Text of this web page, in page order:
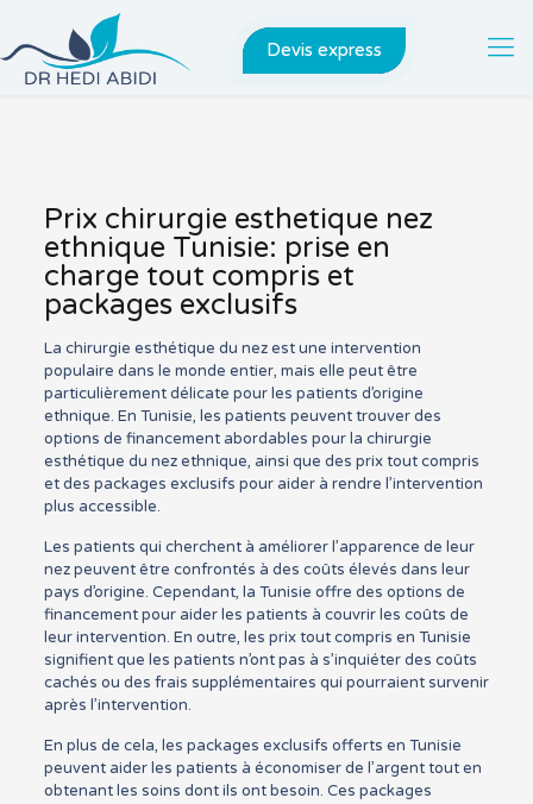
Devis express
Prix chirurgie esthetique nez
ethnique Tunisie: prise en
charge tout compris et
packages exclusifs
La chirurgie esthétique du nez est une intervention
populaire dans le monde entier, mais elle peut être
particulièrement délicate pour les patients d’origine
ethnique. En Tunisie, les patients peuvent trouver des
options de financement abordables pour la chirurgie
esthétique du nez ethnique, ainsi que des prix tout compris
et des packages exclusifs pour aider à rendre l’intervention
plus accessible.
Les patients qui cherchent à améliorer l’apparence de leur
nez peuvent être confrontés à des coûts élevés dans leur
pays d’origine. Cependant, la Tunisie offre des options de
financement pour aider les patients à couvrir les coûts de
leur intervention. En outre, les prix tout compris en Tunisie
signifient que les patients n’ont pas à s’inquiéter des coûts
cachés ou des frais supplémentaires qui pourraient survenir
après l’intervention.
En plus de cela, les packages exclusifs offerts en Tunisie
peuvent aider les patients à économiser de l’argent tout en
obtenant les soins dont ils ont besoin. Ces packages